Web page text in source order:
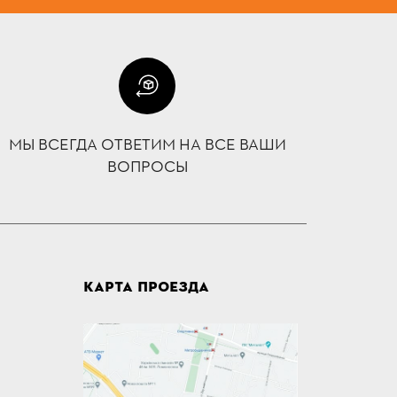
МЫ ВСЕГДА ОТВЕТИМ НА ВСЕ ВАШИ
ВОПРОСЫ
КАРТА ПРОЕЗДА